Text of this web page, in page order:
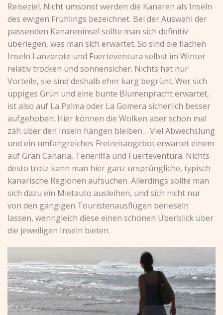
Reiseziel. Nicht umsonst werden die Kanaren als Inseln
des ewigen Frühlings bezeichnet. Bei der Auswahl der
passenden Kanareninsel sollte man sich definitiv
überlegen, was man sich erwartet. So sind die flachen
Inseln Lanzarote und Fuerteventura selbst im Winter
relativ trocken und sonnensicher. Nichts hat nur
Vorteile, sie sind deshalb eher karg begrünt. Wer sich
üppiges Grün und eine bunte Blumenpracht erwartet,
ist also auf La Palma oder La Gomera sicherlich besser
aufgehoben. Hier können die Wolken aber schon mal
zäh über den Inseln hängen bleiben… Viel Abwechslung
und ein umfangreiches Freizeitangebot erwartet einem
auf Gran Canaria, Teneriffa und Fuerteventura. Nichts
desto trotz kann man hier ganz ursprüngliche, typisch
kanarische Regionen aufsuchen. Allerdings sollte man
sich dazu ein Mietauto ausleihen, und sich nicht nur
von den gängigen Touristenausflügen berieseln
lassen, wenngleich diese einen schönen Überblick über
die jeweiligen Inseln bieten.